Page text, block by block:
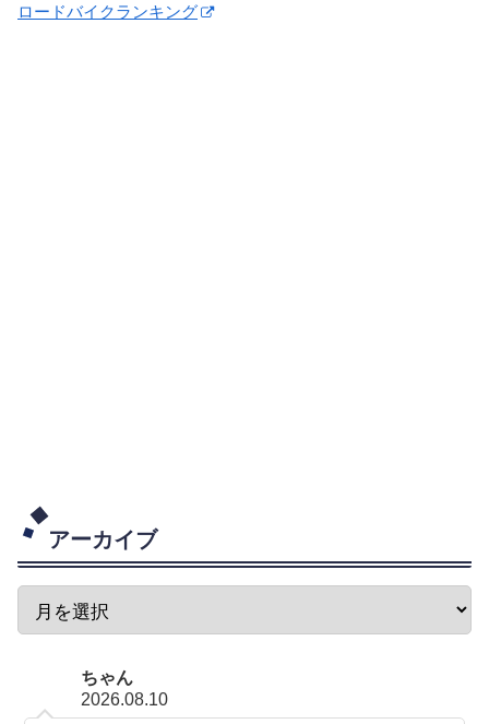
ロードバイクランキング
アーカイブ
ちゃん
2026.08.10